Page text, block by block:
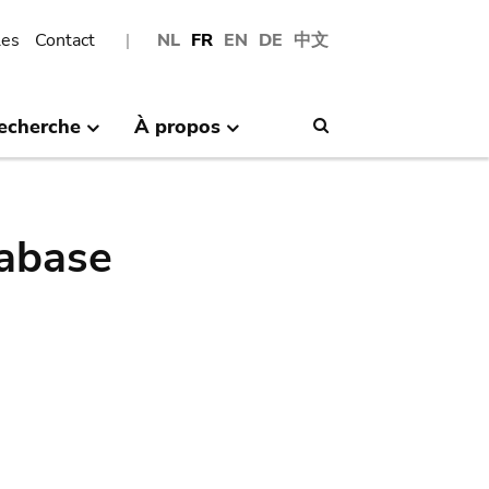
NL FR EN DE 中文
Contact
À propos